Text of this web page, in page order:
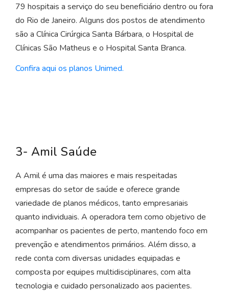
79 hospitais a serviço do seu beneficiário dentro ou fora
do Rio de Janeiro. Alguns dos postos de atendimento
são a Clínica Cirúrgica Santa Bárbara, o Hospital de
Clínicas São Matheus e o Hospital Santa Branca.
Confira aqui os planos Unimed.
3- Amil Saúde
A Amil é uma das maiores e mais respeitadas
empresas do setor de saúde e oferece grande
variedade de planos médicos, tanto empresariais
quanto individuais. A operadora tem como objetivo de
acompanhar os pacientes de perto, mantendo foco em
prevenção e atendimentos primários. Além disso, a
rede conta com diversas unidades equipadas e
composta por equipes multidisciplinares, com alta
tecnologia e cuidado personalizado aos pacientes.